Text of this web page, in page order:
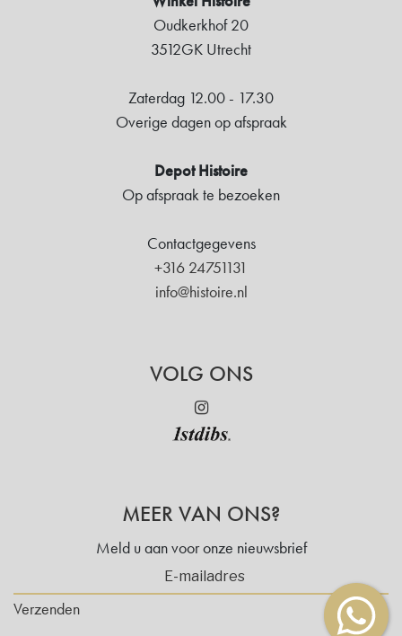
Oudkerkhof 20
3512GK Utrecht
Zaterdag 12.00 - 17.30
Overige dagen op afspraak
Depot Histoire
Op afspraak te bezoeken
Contactgegevens
+316 24751131
info@histoire.nl
VOLG ONS
MEER VAN ONS?
Meld u aan voor onze nieuwsbrief